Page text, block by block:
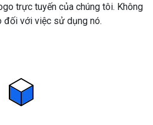
trực tuyến của chúng tôi. Không
đối với việc sử dụng nó.